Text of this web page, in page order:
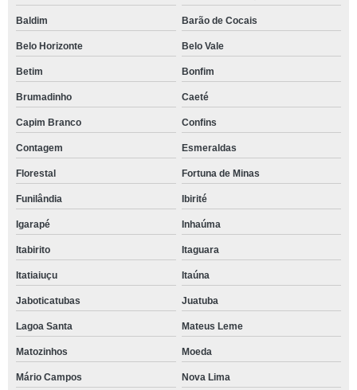
Baldim Barão de Cocais
Belo Horizonte Belo Vale
Betim Bonfim
Brumadinho Caeté
Capim Branco Confins
Contagem Esmeraldas
Florestal Fortuna de Minas
Funilândia Ibirité
Igarapé Inhaúma
Itabirito Itaguara
Itatiaiuçu Itaúna
Jaboticatubas Juatuba
Lagoa Santa Mateus Leme
Matozinhos Moeda
Mário Campos Nova Lima